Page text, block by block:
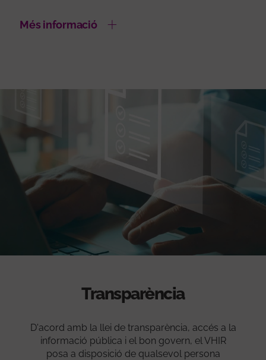
Més informació
Transparència
D'acord amb la llei de transparència, accés a la
informació pública i el bon govern, el VHIR
posa a disposició de qualsevol persona